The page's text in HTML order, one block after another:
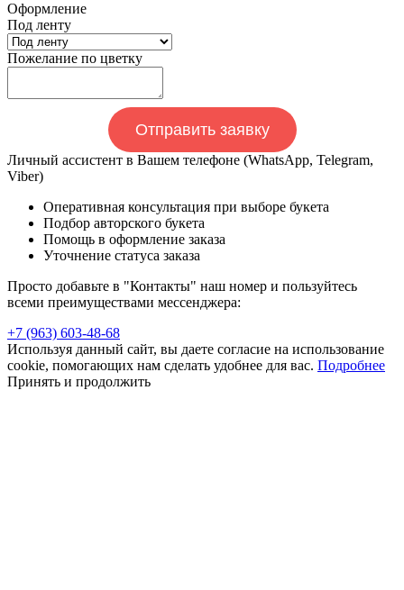
Оформление
Под ленту
Пожелание по цветку
Отправить заявку
Личный ассистент в Вашем телефоне (WhatsApp, Telegram,
Viber)
Оперативная консультация при выборе букета
Подбор авторского букета
Помощь в оформление заказа
Уточнение статуса заказа
Просто добавьте в "Контакты" наш номер и пользуйтесь
всеми преимуществами мессенджера:
+7 (963) 603-48-68
Используя данный сайт, вы даете согласие на использование
cookie, помогающих нам сделать удобнее для вас. Подробнее
Принять и продолжить